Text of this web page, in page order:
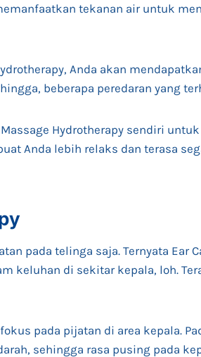
tekanan air untuk
Anda akan
beberapa peredaran yang
Hydrotherapy sendiri
Anda lebih relaks dan terasa
pada telinga saja. Ternyata Ear
keluhan di sekitar kepala, loh.
fokus pada pijatan di area kepala.
sehingga rasa pusing pada